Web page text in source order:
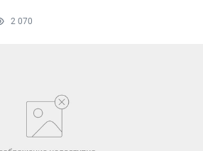
2 070